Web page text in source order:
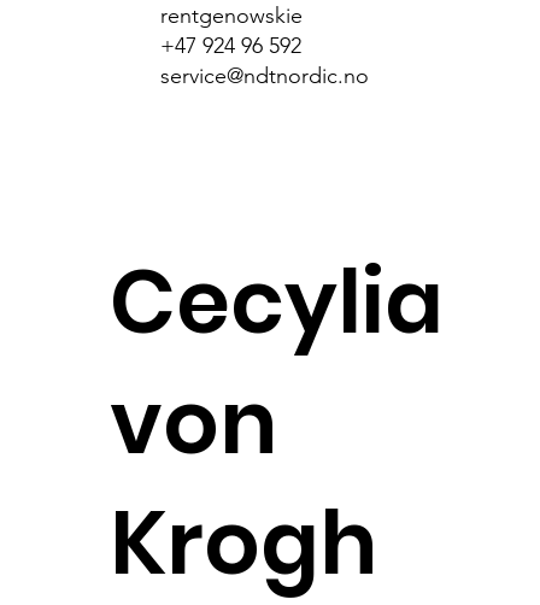
rentgenowskie
+47 924 96 592
service@ndtnordic.no
Cecylia
von
Krogh